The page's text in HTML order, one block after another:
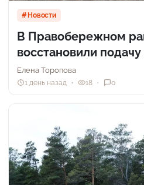
Новости
В Правобережном
восстановили
Елена Торопова
1 день назад 18 0